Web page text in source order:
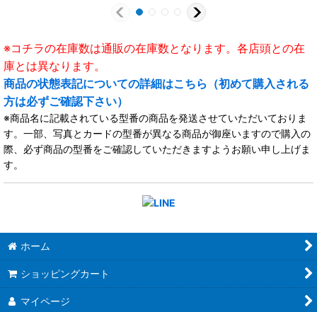
※コチラの在庫数は通販の在庫数となります。各店頭との在
庫とは異なります。
商品の状態表記についての詳細はこちら（初めて購入される
方は必ずご確認下さい）
※商品名に記載されている型番の商品を発送させていただいておりま
す。一部、写真とカードの型番が異なる商品が御座いますので購入の
際、必ず商品の型番をご確認していただきますようお願い申し上げま
す。
ホーム
ショッピングカート
マイページ